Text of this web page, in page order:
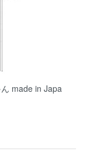
made in Japa